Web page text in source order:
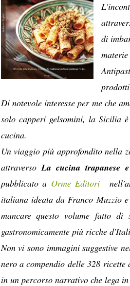
di
Di notevole interesse per me che
solo capperi gelsomini, la Sicilia
cucina.
Un viaggio più approfondito nella
attraversoLa cucina trapanese
pubblicato a Orme Editori
italiana ideata da Franco Muzzio
mancare questo volume fatto
gastronomicamente più ricche
Non vi sono immagini suggestive
nero a compendio delle 328 ricette
in un percorso narrativo che lega